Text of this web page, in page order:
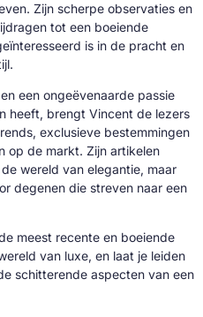
Zijn scherpe observaties en
tot een boeiende
is in de pracht en
een ongeëvenaarde passie
heeft, brengt Vincent de lezers
exclusieve bestemmingen
op de markt. Zijn artikelen
wereld van elegantie, maar
degenen die streven naar een
meest recente en boeiende
van luxe, en laat je leiden
schitterende aspecten van een